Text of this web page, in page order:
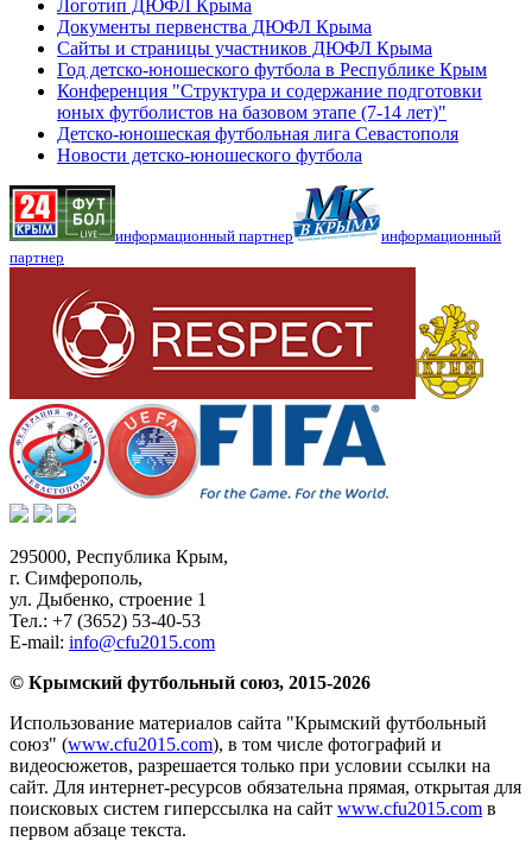
Логотип ДЮФЛ Крыма
Документы первенства ДЮФЛ Крыма
Сайты и страницы участников ДЮФЛ Крыма
Год детско-юношеского футбола в Республике Крым
Конференция "Структура и содержание подготовки
юных футболистов на базовом этапе (7-14 лет)"
Детско-юношеская футбольная лига Севастополя
Новости детско-юношеского футбола
информационный партнер
информационный
партнер
295000, Республика Крым,
г. Симферополь,
ул. Дыбенко, строение 1
Тел.: +7 (3652) 53-40-53
E-mail: info@cfu2015.com
© Крымский футбольный союз, 2015-2026
Использование материалов сайта "Крымский футбольный
союз" (www.cfu2015.com), в том числе фотографий и
видеосюжетов, разрешается только при условии ссылки на
сайт. Для интернет-ресурсов обязательна прямая, открытая для
поисковых систем гиперссылка на сайт www.cfu2015.com в
первом абзаце текста.